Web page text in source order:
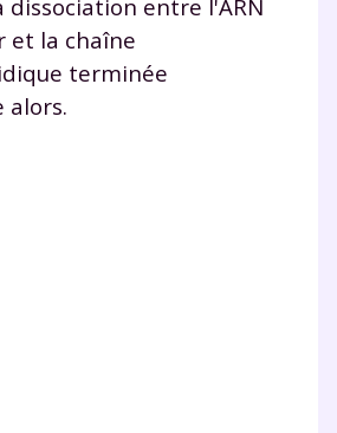
dissociation entre l'ARN
et la chaîne
terminée
alors.
et vidéos
podcasts de révisions
dédié aux parents